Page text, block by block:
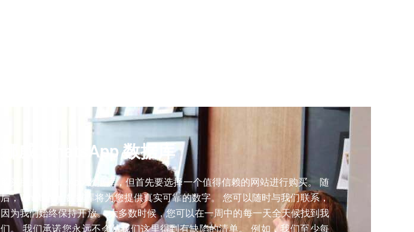
挪威 WhatsApp 数据库
购买挪威 WhatsApp 数据库，但首先要选择一个值得信赖的网站进行购买。 随
后，WhatsApp 数据库将为您提供真实可靠的数字。 您可以随时与我们联系，
因为我们始终保持开放。 大多数时候，您可以在一周中的每一天全天候找到我
们。 我们承诺您永远不会从我们这里得到有缺陷的清单。 例如，我们至少每